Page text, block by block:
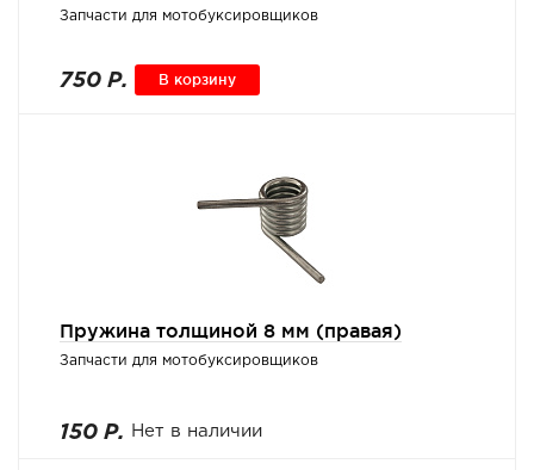
Запчасти для мотобуксировщиков
750 Р. В корзину
Пружина толщиной 8 мм (правая)
Запчасти для мотобуксировщиков
150 Р. Нет в наличии